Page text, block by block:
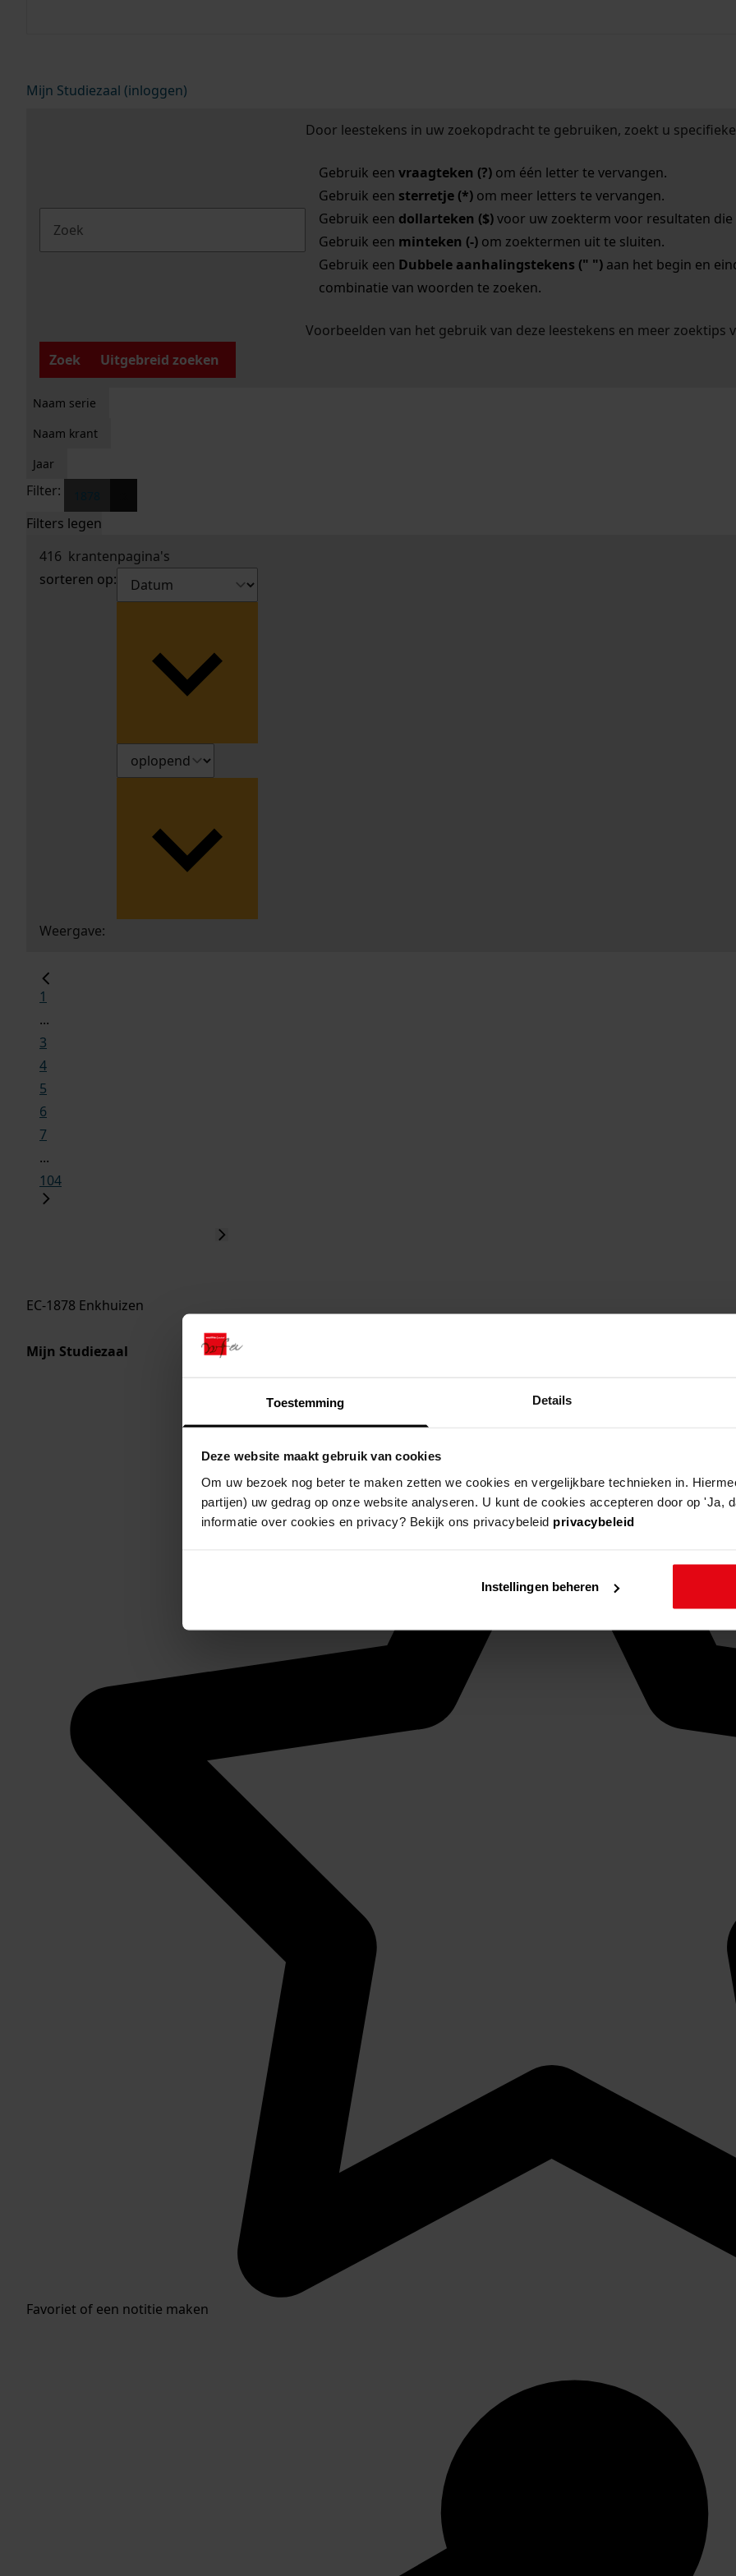
Toestemming Details
Deze website maakt gebruik van cookies
Om uw bezoek nog beter te maken zetten we cookies en vergelijkbare technieken in.
partijen) uw gedrag op onze website analyseren. U kunt de cookies accepteren door op 'Ja,
informatie over cookies en privacy? Bekijk ons privacybeleid privacybeleid
Instellingen beheren
Mijn Studiezaal (inloggen)
Door leestekens in uw zoekopdracht te gebruiken, zoekt u
Gebruik een vraagteken (?)om één letter te vervangen.
Gebruik een sterretje (*)om meer letters te vervangen.
Gebruik een dollarteken ($)voor uw zoekterm voor resultaten die
Gebruik een minteken (-)om zoektermen uit te sluiten.
Gebruik een Dubbele aanhalingstekens (" ")aan het begin en
combinatie van woorden te zoeken.
Voorbeelden van het gebruik van deze leestekens en meer zoektips
Zoek
Uitgebreid zoeken
Naam serie
Naam krant
Jaar
Filter:
Filters legen
416 krantenpagina's
sorteren op:
Weergave:
1
...
3
4
5
6
7
...
104
EC-1878 Enkhuizen
Mijn Studiezaal
Favoriet of een notitie maken